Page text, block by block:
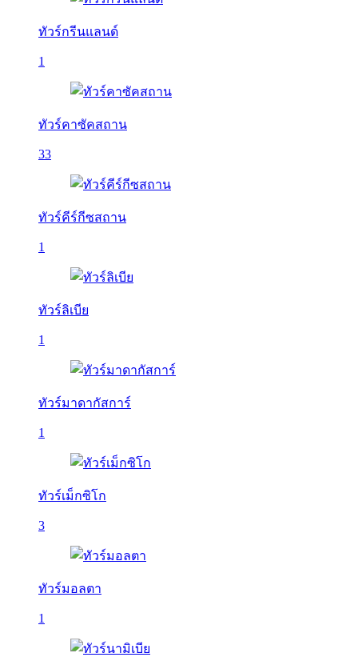
ทัวร์กรีนแลนด์
1
ทัวร์คาซัคสถาน
33
ทัวร์คีร์กีซสถาน
1
ทัวร์ลิเบีย
1
ทัวร์มาดากัสการ์
1
ทัวร์เม็กซิโก
3
ทัวร์มอลตา
1